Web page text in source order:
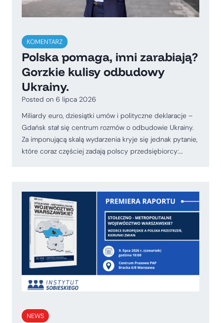
KOMENTARZ
Polska pomaga, inni zarabiają?
Gorzkie kulisy odbudowy
Ukrainy.
Posted on 6 lipca 2026
Miliardy euro, dziesiątki umów i polityczne deklaracje –
Gdańsk stał się centrum rozmów o odbudowie Ukrainy.
Za imponującą skalą wydarzenia kryje się jednak pytanie,
które coraz częściej zadają polscy przedsiębiorcy:…
NEWS